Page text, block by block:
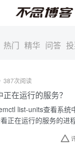
热门 精华 问答
387次阅读
在运行的服务？
list-units查看系统
正在运行的服务的进程